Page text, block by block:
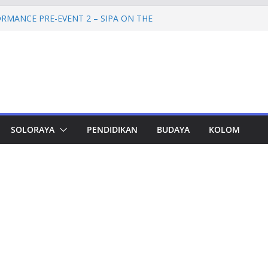
PRE-EVENT 2 – SIPA ON THE
Tampung 2.692 Siswa, Taj Yasin:
Cadangan Rp1,2 Triliun untuk Pilgub
Mulai 2027
SPEM Akan Disidangkan
SOLORAYA PENDIDIKAN BUDAYA KOLOM